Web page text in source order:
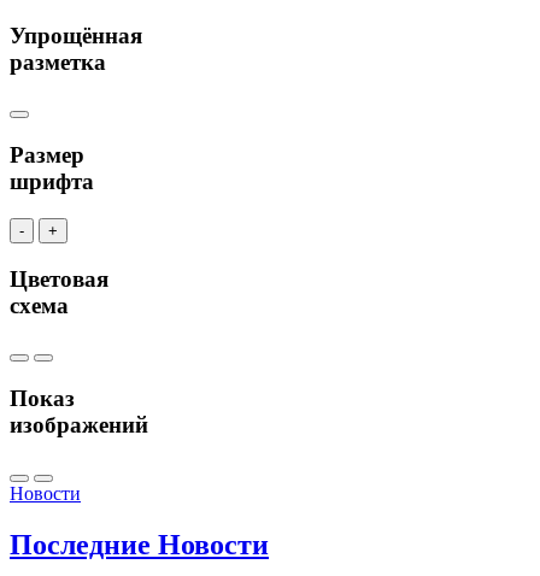
Упрощённая
разметка
Размер
шрифта
- +
Цветовая
схема
Показ
изображений
Новости
Последние Новости